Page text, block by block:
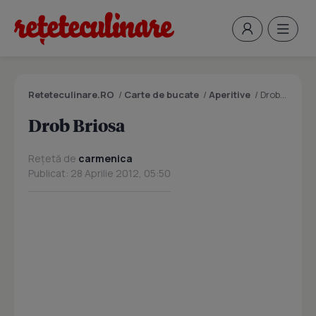
Reteteculinare.RO / Carte de bucate / Aperitive / Drob Briosa
Drob Briosa
Rețetă de carmenica
Publicat: 28 Aprilie 2012, 05:50